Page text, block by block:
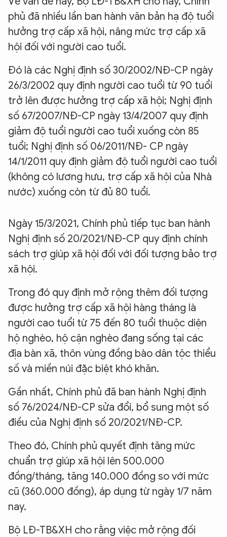
phủ đã nhiều lần ban hành văn bản hạ độ tuổi
hưởng trợ cấp xã hội, nâng mức trợ cấp xã
hội đối với người cao tuổi.
Đó là các Nghị định số 30/2002/NĐ-CP ngày
26/3/2002 quy định người cao tuổi từ 90 tuổi
trở lên được hưởng trợ cấp xã hội; Nghị định
số 67/2007/NĐ-CP ngày 13/4/2007 quy định
giảm độ tuổi người cao tuổi xuống còn 85
tuổi; Nghị định số 06/2011/NĐ- CP ngày
14/1/2011 quy định giảm độ tuổi người cao tuổi
(không có lương hưu, trợ cấp xã hội của Nhà
nước) xuống còn từ đủ 80 tuổi.
Ngày 15/3/2021, Chính phủ tiếp tục ban hành
Nghị định số 20/2021/NĐ-CP quy định chính
sách trợ giúp xã hội đối với đối tượng bảo trợ
xã hội.
Trong đó quy định mở rộng thêm đối tượng
được hưởng trợ cấp xã hội hàng tháng là
người cao tuổi từ 75 đến 80 tuổi thuộc diện
hộ nghèo, hộ cận nghèo đang sống tại các
địa bàn xã, thôn vùng đồng bào dân tộc thiểu
số và miền núi đặc biệt khó khăn.
Gần nhất, Chính phủ đã ban hành Nghị định
số 76/2024/NĐ-CP sửa đổi, bổ sung một số
điều của Nghị định số 20/2021/NĐ-CP.
Theo đó, Chính phủ quyết định tăng mức
chuẩn trợ giúp xã hội lên 500.000
đồng/tháng, tăng 140.000 đồng so với mức
cũ (360.000 đồng), áp dụng từ ngày 1/7 năm
nay.
Bộ LĐ-TB&XH cho rằng việc mở rộng đối